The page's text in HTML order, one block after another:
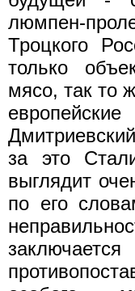
люмпен-
Троцкого
только
мясо, так то
за это
выглядит
по его